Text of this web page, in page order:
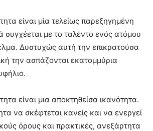
είναι μία τελείως παρεξηγημένη
συγχέεται με το ταλέντο ενός ατόμου
Δυστυχώς αυτή την επικρατούσα
την ασπάζονται εκατομμύρια
είναι μια αποκτηθείσα ικανότητα.
να σκέφτεται κανείς και να ενεργεί
όρους και πρακτικές, ανεξάρτητα